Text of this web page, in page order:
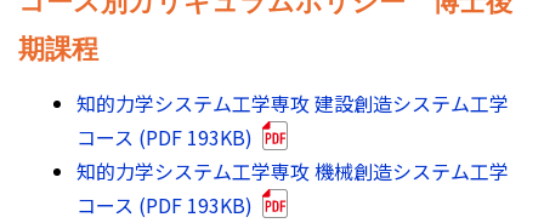
期課程
知的力学システム工学専攻 建設創造システム工学
コース (PDF 193KB)
知的力学システム工学専攻 機械創造システム工学
コース (PDF 193KB)